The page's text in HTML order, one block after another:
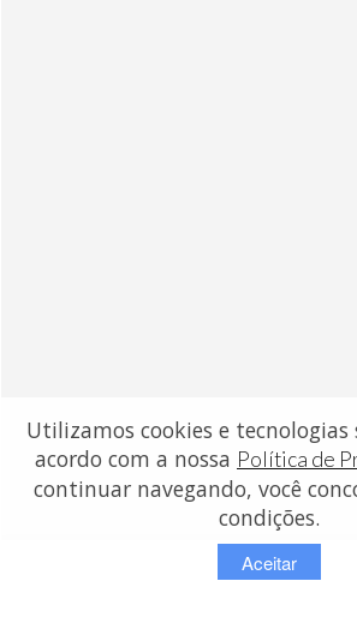
Utilizamos cookies e tecnologias
acordo com a nossa Política de
continuar navegando, você
condições.
Aceitar